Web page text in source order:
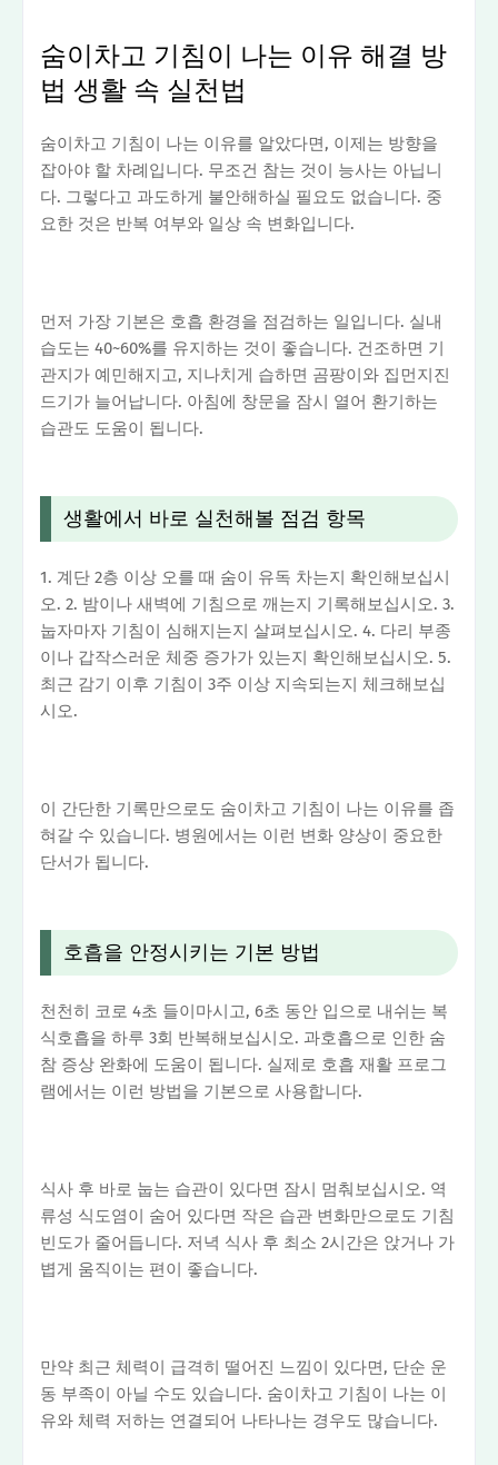
숨이차고 기침이 나는 이유 해결 방
법 생활 속 실천법
숨이차고 기침이 나는 이유를 알았다면, 이제는 방향을
잡아야 할 차례입니다. 무조건 참는 것이 능사는 아닙니
다. 그렇다고 과도하게 불안해하실 필요도 없습니다. 중
요한 것은 반복 여부와 일상 속 변화입니다.
먼저 가장 기본은 호흡 환경을 점검하는 일입니다. 실내
습도는 40~60%를 유지하는 것이 좋습니다. 건조하면 기
관지가 예민해지고, 지나치게 습하면 곰팡이와 집먼지진
드기가 늘어납니다. 아침에 창문을 잠시 열어 환기하는
습관도 도움이 됩니다.
생활에서 바로 실천해볼 점검 항목
1. 계단 2층 이상 오를 때 숨이 유독 차는지 확인해보십시
오. 2. 밤이나 새벽에 기침으로 깨는지 기록해보십시오. 3.
눕자마자 기침이 심해지는지 살펴보십시오. 4. 다리 부종
이나 갑작스러운 체중 증가가 있는지 확인해보십시오. 5.
최근 감기 이후 기침이 3주 이상 지속되는지 체크해보십
시오.
이 간단한 기록만으로도 숨이차고 기침이 나는 이유를 좁
혀갈 수 있습니다. 병원에서는 이런 변화 양상이 중요한
단서가 됩니다.
호흡을 안정시키는 기본 방법
천천히 코로 4초 들이마시고, 6초 동안 입으로 내쉬는 복
식호흡을 하루 3회 반복해보십시오. 과호흡으로 인한 숨
참 증상 완화에 도움이 됩니다. 실제로 호흡 재활 프로그
램에서는 이런 방법을 기본으로 사용합니다.
식사 후 바로 눕는 습관이 있다면 잠시 멈춰보십시오. 역
류성 식도염이 숨어 있다면 작은 습관 변화만으로도 기침
빈도가 줄어듭니다. 저녁 식사 후 최소 2시간은 앉거나 가
볍게 움직이는 편이 좋습니다.
만약 최근 체력이 급격히 떨어진 느낌이 있다면, 단순 운
동 부족이 아닐 수도 있습니다. 숨이차고 기침이 나는 이
유와 체력 저하는 연결되어 나타나는 경우도 많습니다.